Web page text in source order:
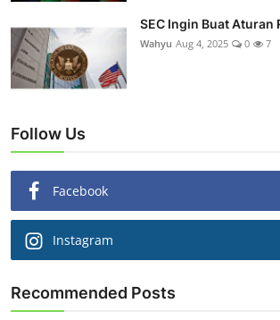
SEC Ingin Buat Aturan
Wahyu Aug 4, 2025 0 7
Follow Us
Facebook
Instagram
Recommended Posts